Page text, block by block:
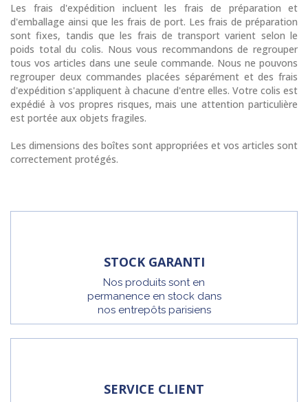
Les frais d'expédition incluent les frais de préparation et
d'emballage ainsi que les frais de port. Les frais de préparation
sont fixes, tandis que les frais de transport varient selon le
poids total du colis. Nous vous recommandons de regrouper
tous vos articles dans une seule commande. Nous ne pouvons
regrouper deux commandes placées séparément et des frais
d'expédition s'appliquent à chacune d'entre elles. Votre colis est
expédié à vos propres risques, mais une attention particulière
est portée aux objets fragiles.
Les dimensions des boîtes sont appropriées et vos articles sont
correctement protégés.
STOCK GARANTI
Nos produits sont en
permanence en stock dans
nos entrepôts parisiens
SERVICE CLIENT